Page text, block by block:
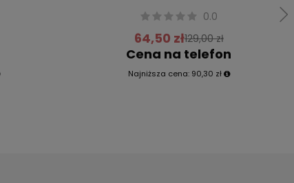
0.0
64,50 zł129,00 zł
Cena na telefon
Najniższa cena: 90,30 zł